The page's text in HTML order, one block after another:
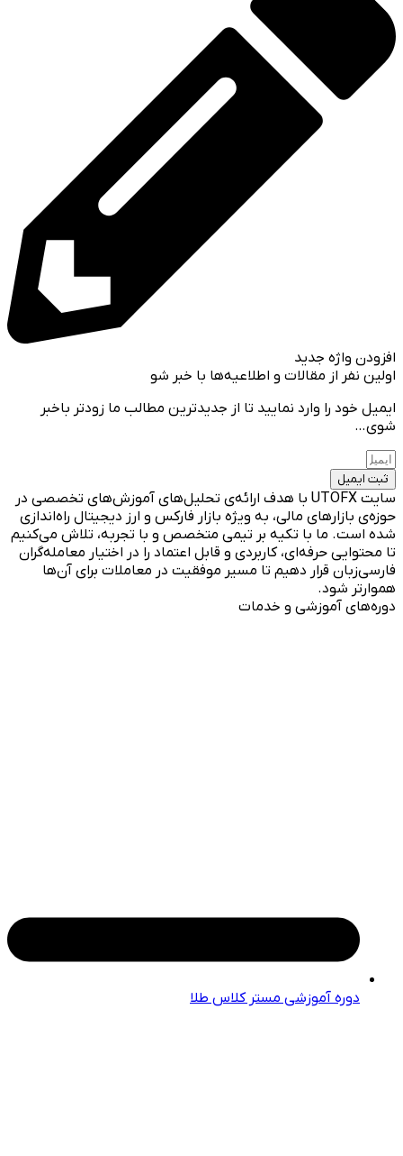
افزودن واژه جدید
اولین نفر از مقالات و اطلاعیه‌ها با خبر شو
ایمیل خود را وارد نمایید تا از جدیدترین مطالب ما زودتر باخبر
شوی…
ثبت ایمیل
سایت UTOFX با هدف ارائه‌ی تحلیل‌های آموزش‌های تخصصی در
حوزه‌ی بازارهای مالی، به ویژه بازار فارکس و ارز دیجیتال راه‌اندازی
شده است. ما با تکیه بر تیمی متخصص و با تجربه، تلاش می‌کنیم
تا محتوایی حرفه‌ای، کاربردی و قابل اعتماد را در اختیار معامله‌گران
فارسی‌زبان قرار دهیم تا مسیر موفقیت در معاملات برای آن‌ها
هموارتر شود.
دوره‌های آموزشی و خدمات
دوره آموزشی مستر کلاس طلا